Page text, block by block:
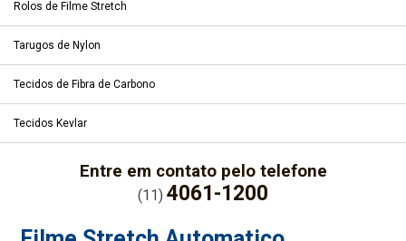
Rolos de Filme Stretch
Tarugos de Nylon
Tecidos de Fibra de Carbono
Tecidos Kevlar
Entre em contato pelo telefone
(11) 4061-1200